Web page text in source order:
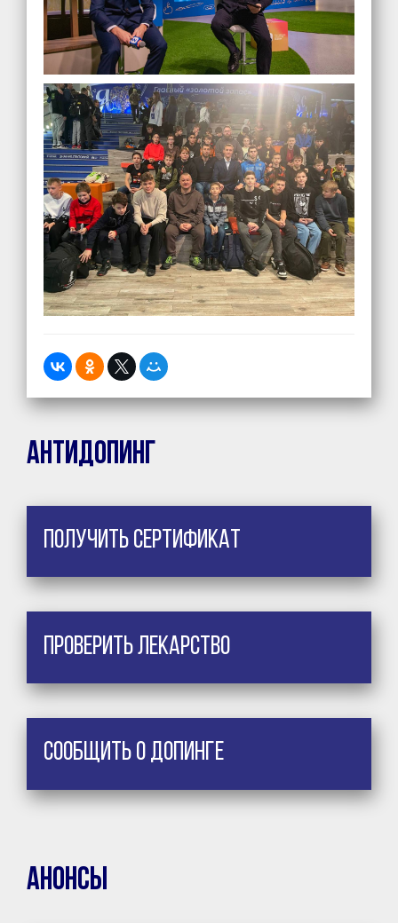
Антидопинг
Получить сертификат
Проверить лекарство
Сообщить о допинге
Анонсы